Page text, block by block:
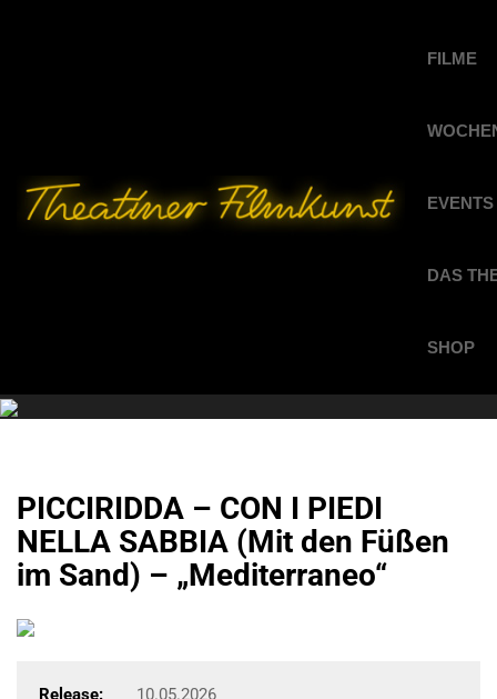
FILME
EVENTS
DAS
SHOP
PICCIRIDDA – CON I PIEDI
NELLA SABBIA (Mit den Füßen
im Sand) – „Mediterraneo“
Release:
10.05.2026